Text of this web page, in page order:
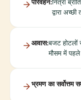
परिवहन:नित्रा
द्वारा
आवास:बजट
मौसम में
भ्रमण का सर्वोत्तम